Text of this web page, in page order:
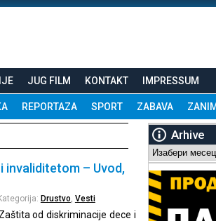
JUG FILM KONTAKT IMPRESSUM
REPORTAZA SPORT ZABAVA
invaliditetom – Uvod,
Drustvo Vesti
od diskriminacije dece i
Arhive
Arhive